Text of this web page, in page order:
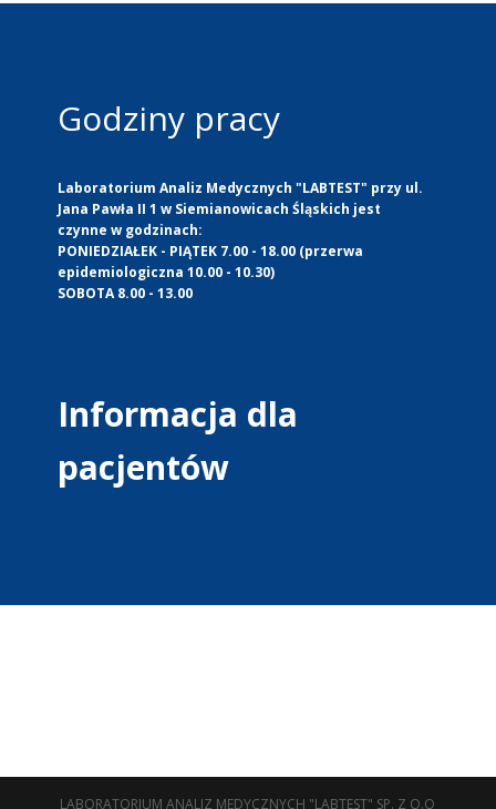
Godziny pracy
Laboratorium Analiz Medycznych "LABTEST" przy ul.
Jana Pawła II 1 w Siemianowicach Śląskich jest
czynne w godzinach:
PONIEDZIAŁEK - PIĄTEK 7.00 - 18.00 (przerwa
epidemiologiczna 10.00 - 10.30)
SOBOTA 8.00 - 13.00
Informacja dla
pacjentów
LABORATORIUM ANALIZ MEDYCZNYCH "LABTEST" SP. Z O.O